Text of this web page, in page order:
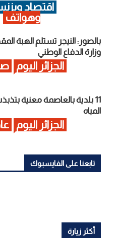
اقتصاد
وهواتف
بالصور: النيجر تستلم الهبة
وزارة الدفاع الوطني
الجزائر اليوم
11 بلدية بالعاصمة معنية
المياه
الجزائر اليوم
تابعنا على الفايسبوك
أكثر زيارة